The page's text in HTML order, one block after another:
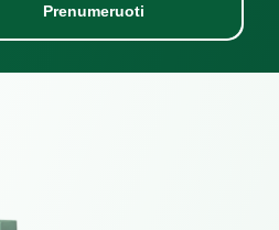
Prenumeruoti